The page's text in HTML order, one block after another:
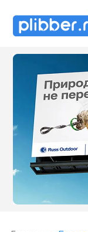
Some SEO Title